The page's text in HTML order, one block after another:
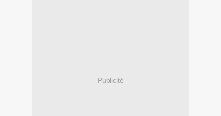
Publicité